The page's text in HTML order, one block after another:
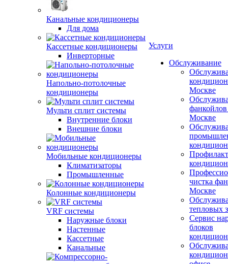
Канальные кондиционеры
Для дома
Кассетные кондиционеры
Инверторные
Напольно-потолочные
кондиционеры
Мульти сплит системы
Внутренние блоки
Внешние блоки
Мобильные кондиционеры
Климатизаторы
Промышленные
Колонные кондиционеры
VRF системы
Наружные блоки
Настенные
Кассетные
Канальные
Услуги
Обслуживание
Москве
Москве
чистка
Москве
тепловых
Сервис
блоков